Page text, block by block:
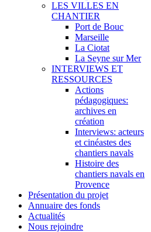
LES VILLES EN
CHANTIER
Port de Bouc
Marseille
La Ciotat
La Seyne sur Mer
INTERVIEWS ET
RESSOURCES
Actions
pédagogiques:
archives en
création
Interviews: acteurs
et cinéastes des
chantiers navals
Histoire des
chantiers navals en
Provence
Présentation du projet
Annuaire des fonds
Actualités
Nous rejoindre